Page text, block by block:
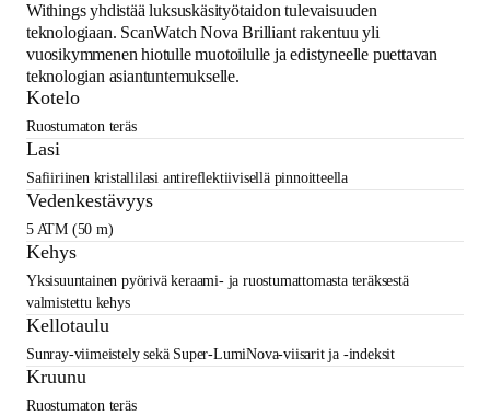
Withings yhdistää luksuskäsityötaidon tulevaisuuden
teknologiaan. ScanWatch Nova Brilliant rakentuu yli
vuosikymmenen hiotulle muotoilulle ja edistyneelle puettavan
teknologian asiantuntemukselle.
Kotelo
Ruostumaton teräs
Lasi
Safiiriinen kristallilasi antireflektiivisellä pinnoitteella
Vedenkestävyys
5 ATM (50 m)
Kehys
Yksisuuntainen pyörivä keraami- ja ruostumattomasta teräksestä
valmistettu kehys
Kellotaulu
Sunray-viimeistely sekä Super-LumiNova-viisarit ja -indeksit
Kruunu
Ruostumaton teräs